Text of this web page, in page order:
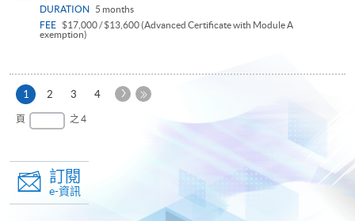
DURATION
5 months
FEE $17,000 / $13,600 (Advanced Certificate with Module A
exemption)
1 本
頁
2 3 4
下
頁 之 4
訂閱
e-資訊